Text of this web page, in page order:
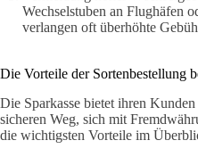
Wechselstuben an Flughäfen
verlangen oft überhöhte
Die Vorteile der Sortenbestellung
Die Sparkasse bietet ihren
sicheren Weg, sich mit
die wichtigsten Vorteile im